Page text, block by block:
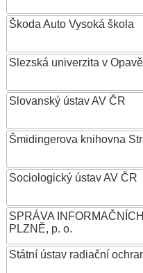
Škoda Auto Vysoká škola
Slezská univerzita v Opavě
Slovanský ústav AV ČR
Šmidingerova knihovna
Sociologický ústav AV ČR
SPRÁVA
PLZNĚ, p. o.
Státní ústav radiační